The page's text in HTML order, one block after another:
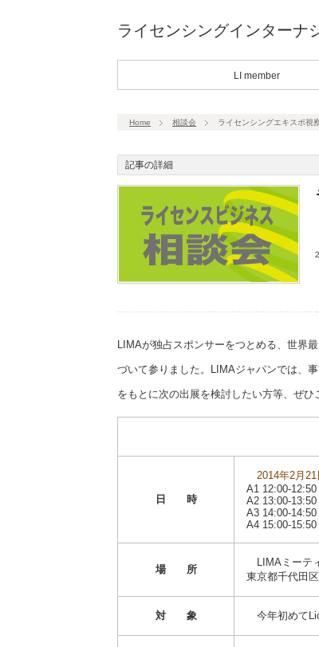
ライセンシングインターナ
LI member
Home 相談会 ライセンシングエキスポ視
記事の詳細
LIMAが独占スポンサーをつとめる、世界
づいて参りました。LIMAジャパンでは、
をもとに次の出展を検討したい方等、ぜひ
日 時
2014年2月21
A1 12:00-12:50
A2 13:00-13:50
A3 14:00-14:50
A4 15:00-15:50
場 所
LIMAミーテ
東京都千代田
対 象 今年初めて